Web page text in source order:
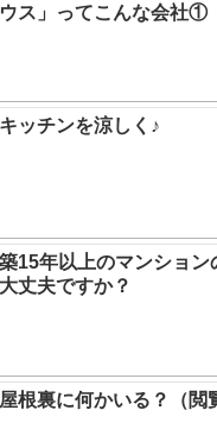
ウス」ってこんな会社①
キッチンを涼しく♪
築15年以上のマンション
大丈夫ですか？
屋根裏に何かいる？（閲